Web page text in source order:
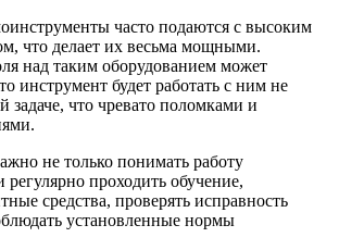
часто подаются с высоким
что делает их весьма мощными.
над таким оборудованием может
инструмент будет работать с ним не
задаче, что чревато поломками и
не только понимать работу
регулярно проходить обучение,
средства, проверять исправность
установленные нормы